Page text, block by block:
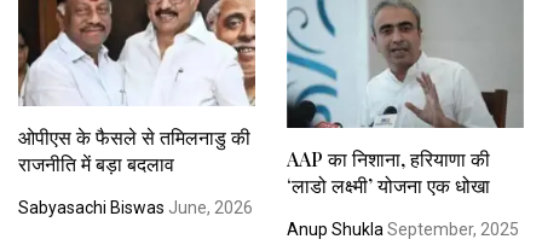
ओपीएस के फैसले से तमिलनाडु की
राजनीति में बड़ा बदलाव
Sabyasachi Biswas June, 2026
AAP का निशाना, हरियाणा की
‘लाडो लक्ष्मी’ योजना एक धोखा
Anup Shukla September, 2025